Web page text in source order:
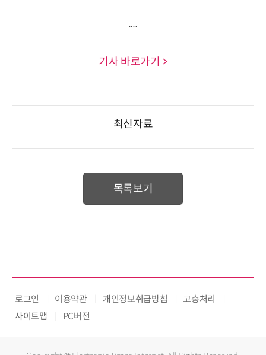
....
기사 바로가기 >
최신자료
목록보기
로그인 이용약관 개인정보취급방침
고충처리
사이트맵
PC버전